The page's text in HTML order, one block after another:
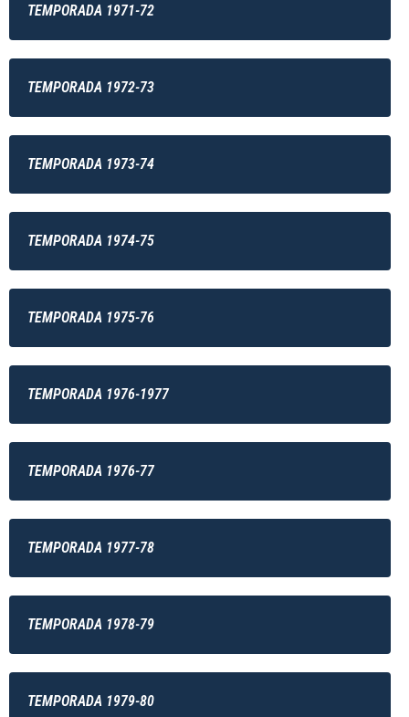
TEMPORADA 1971-72
TEMPORADA 1972-73
TEMPORADA 1973-74
TEMPORADA 1974-75
TEMPORADA 1975-76
TEMPORADA 1976-1977
TEMPORADA 1976-77
TEMPORADA 1977-78
TEMPORADA 1978-79
TEMPORADA 1979-80